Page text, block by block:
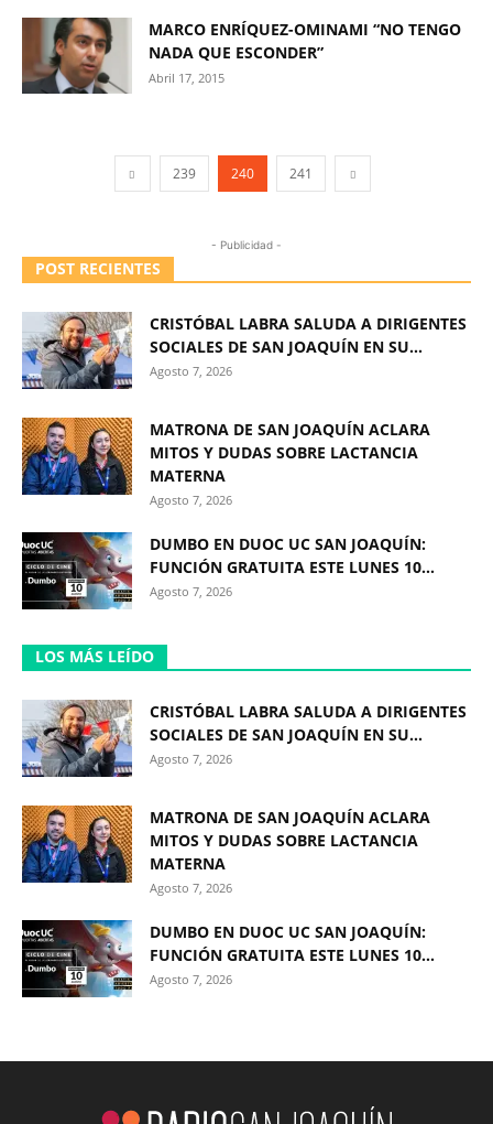
MARCO ENRÍQUEZ-OMINAMI “NO TENGO
NADA QUE ESCONDER”
Abril 17, 2015
239 240 241
- Publicidad -
POST RECIENTES
CRISTÓBAL LABRA SALUDA A DIRIGENTES
SOCIALES DE SAN JOAQUÍN EN SU...
Agosto 7, 2026
MATRONA DE SAN JOAQUÍN ACLARA
MITOS Y DUDAS SOBRE LACTANCIA
MATERNA
Agosto 7, 2026
DUMBO EN DUOC UC SAN JOAQUÍN:
FUNCIÓN GRATUITA ESTE LUNES 10...
Agosto 7, 2026
LOS MÁS LEÍDO
CRISTÓBAL LABRA SALUDA A DIRIGENTES
SOCIALES DE SAN JOAQUÍN EN SU...
Agosto 7, 2026
MATRONA DE SAN JOAQUÍN ACLARA
MITOS Y DUDAS SOBRE LACTANCIA
MATERNA
Agosto 7, 2026
DUMBO EN DUOC UC SAN JOAQUÍN:
FUNCIÓN GRATUITA ESTE LUNES 10...
Agosto 7, 2026